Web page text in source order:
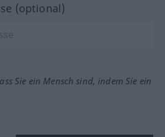
(optional)
Sie ein Mensch sind, indem Sie ein